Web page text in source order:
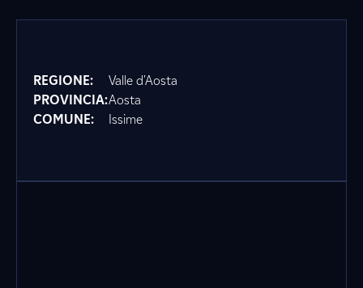
REGIONE:
Valle d'Aosta
PROVINCIA:Aosta
COMUNE:
Issime